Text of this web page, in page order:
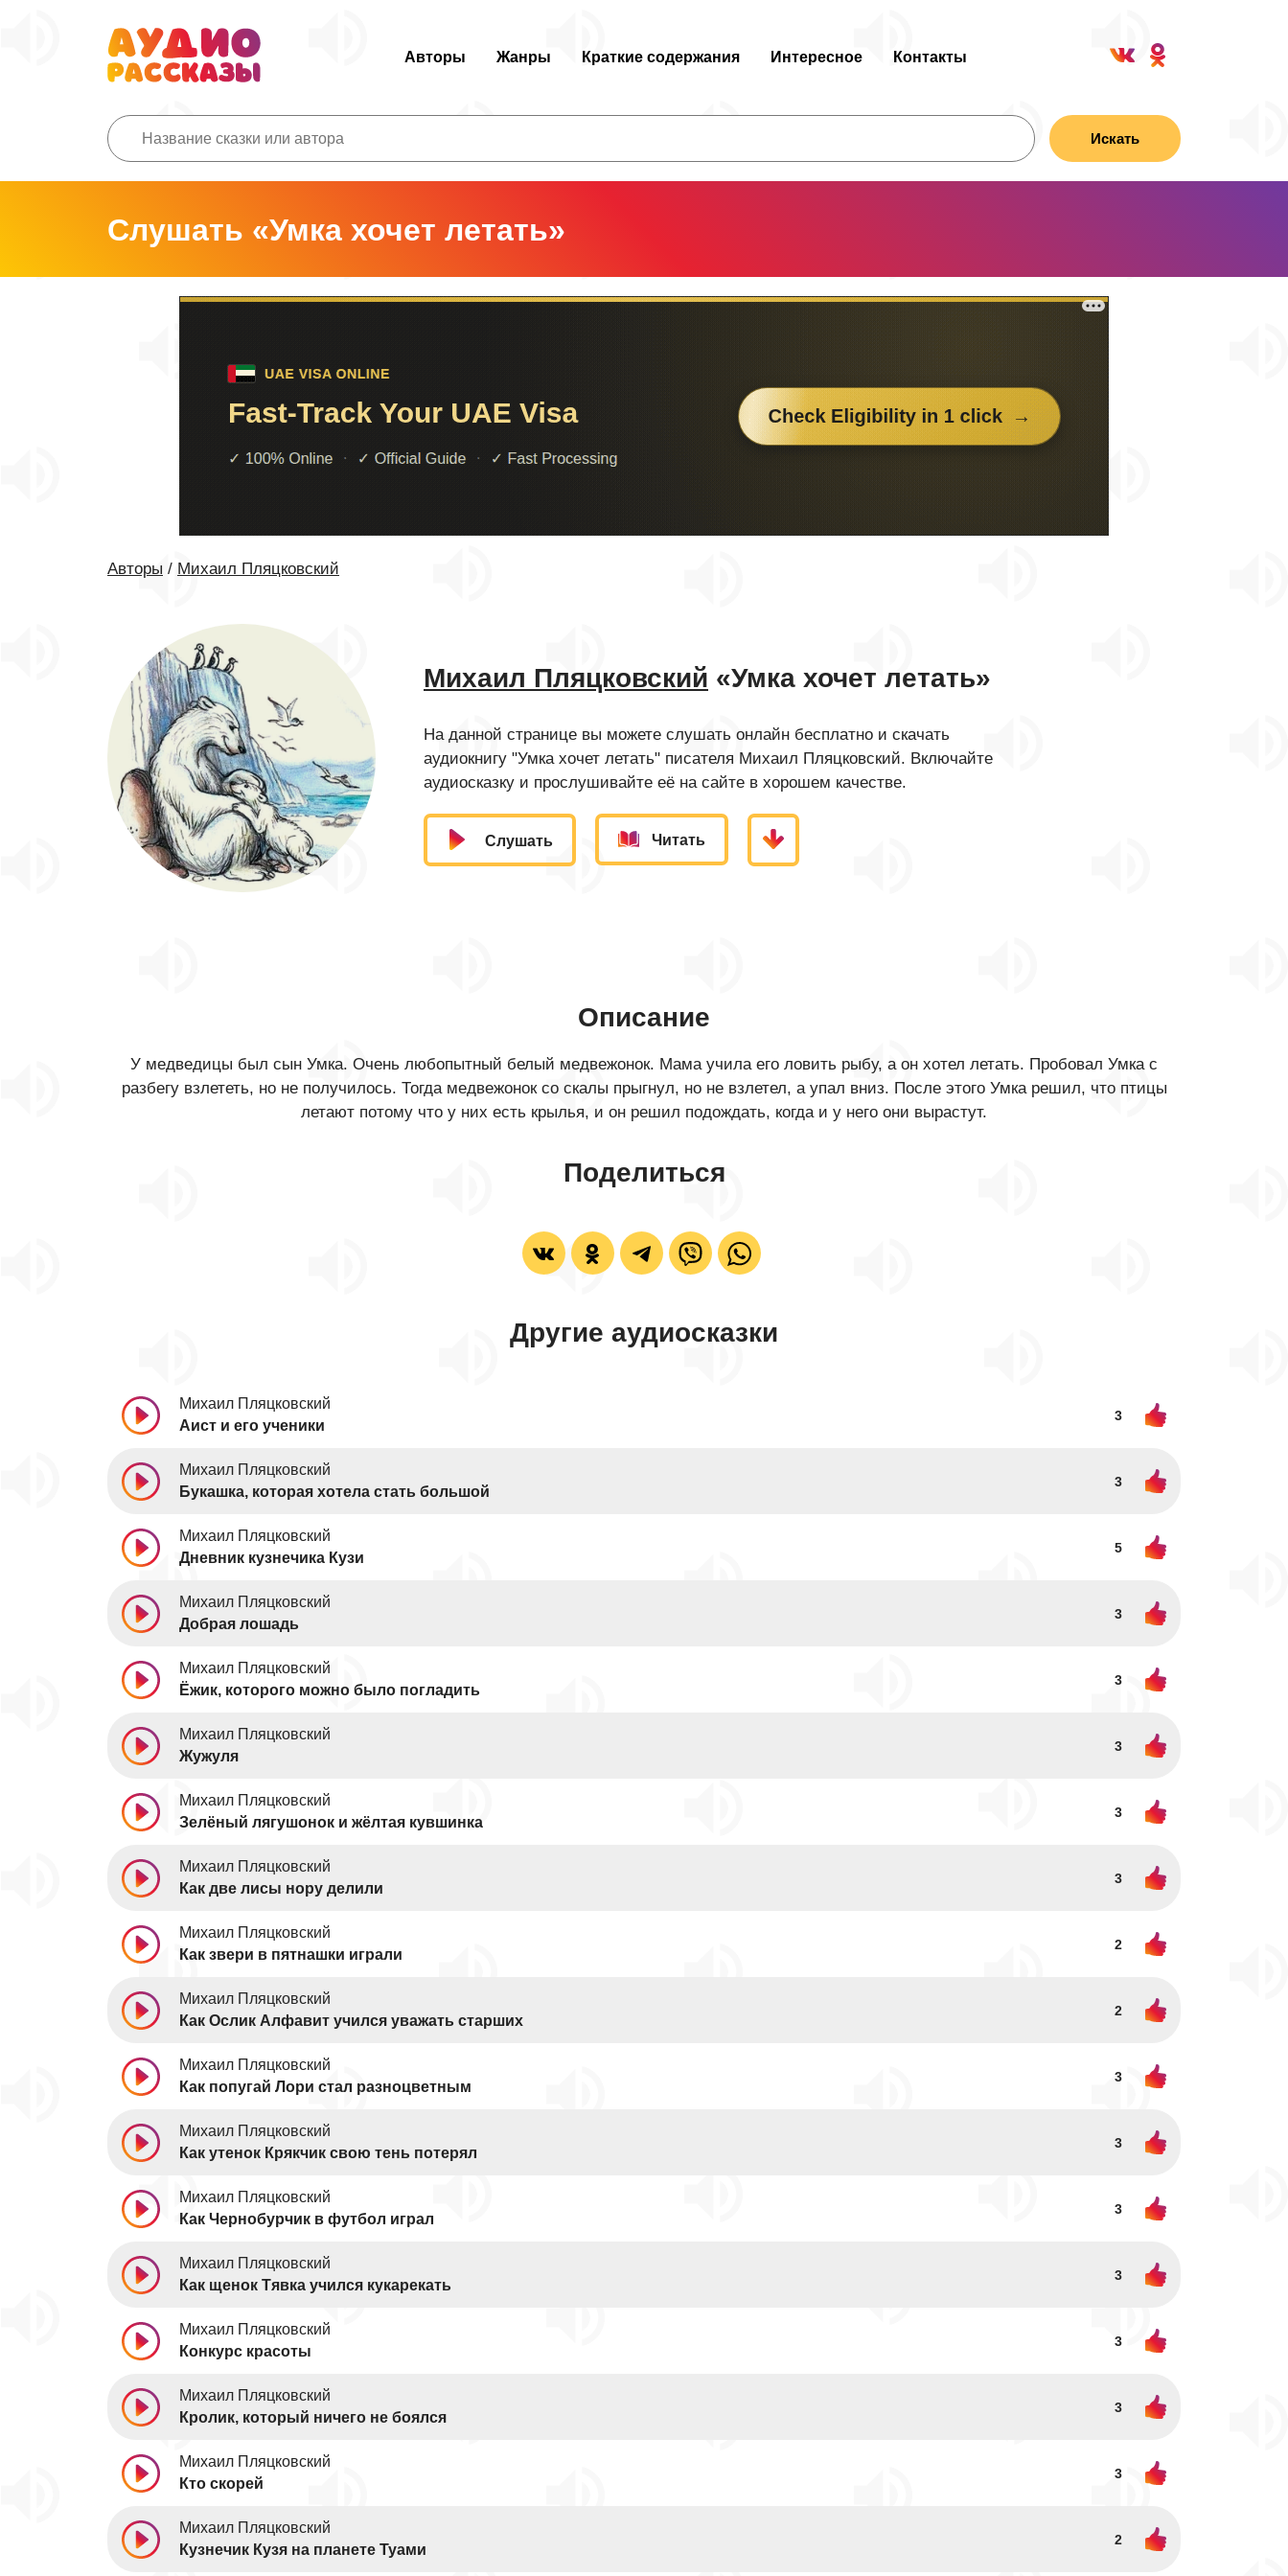
Авторы Жанры Краткие содержания Интересное Контакты
Искать
Слушать «Умка хочет летать»
Авторы / Михаил Пляцковский
Михаил Пляцковский «Умка хочет летать»
На данной странице вы можете слушать онлайн бесплатно и скачать
аудиокнигу "Умка хочет летать" писателя Михаил Пляцковский. Включайте
аудиосказку и прослушивайте её на сайте в хорошем качестве.
Слушать Читать
Описание
У медведицы был сын Умка. Очень любопытный белый медвежонок. Мама учила его ловить рыбу, а он хотел летать. Пробовал Умка с
разбегу взлететь, но не получилось. Тогда медвежонок со скалы прыгнул, но не взлетел, а упал вниз. После этого Умка решил, что птицы
летают потому что у них есть крылья, и он решил подождать, когда и у него они вырастут.
Поделиться
Другие аудиосказки
Михаил Пляцковский
Аист и его ученики
3
Михаил Пляцковский
Букашка, которая хотела стать большой
3
Михаил Пляцковский
Дневник кузнечика Кузи
5
Михаил Пляцковский
Добрая лошадь
3
Михаил Пляцковский
Ёжик, которого можно было погладить
3
Михаил Пляцковский
Жужуля
3
Михаил Пляцковский
Зелёный лягушонок и жёлтая кувшинка
3
Михаил Пляцковский
Как две лисы нору делили
3
Михаил Пляцковский
Как звери в пятнашки играли
2
Михаил Пляцковский
Как Ослик Алфавит учился уважать старших
2
Михаил Пляцковский
Как попугай Лори стал разноцветным
3
Михаил Пляцковский
Как утенок Крякчик свою тень потерял
3
Михаил Пляцковский
Как Чернобурчик в футбол играл
3
Михаил Пляцковский
Как щенок Тявка учился кукарекать
3
Михаил Пляцковский
Конкурс красоты
3
Михаил Пляцковский
Кролик, который ничего не боялся
3
Михаил Пляцковский
Кто скорей
3
Михаил Пляцковский
Кузнечик Кузя на планете Туами
2